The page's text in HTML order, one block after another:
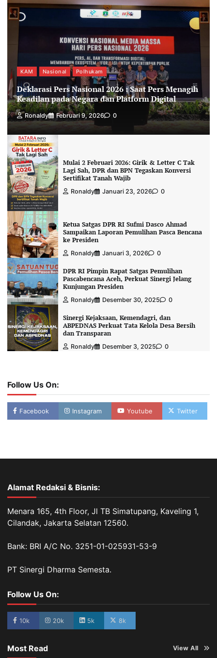
KAM Nasional Polhukam
Deklarasi Pers Nasional 2026 : Saat Pers Menagih
Keadilan pada Negara dan Platform Digital
Ronaldy Februari 9, 2026 0
Mulai 2 Februari 2026: Girik & Letter C Tak
Lagi Sah, DPR dan BPN Tegaskan Konversi
Sertifikat Tanah Wajib
Ronaldy Januari 23, 2026 0
Ketua Satgas DPR RI Sufmi Dasco Ahmad
Sampaikan Laporan Pemulihan Pasca Bencana
ke Presiden
Ronaldy Januari 3, 2026 0
DPR RI Pimpin Rapat Satgas Pemulihan
Pascabencana Aceh, Perkuat Sinergi Jelang
Kunjungan Presiden
Ronaldy Desember 30, 2025 0
Sinergi Kejaksaan, Kemendagri, dan
ABPEDNAS Perkuat Tata Kelola Desa Bersih
dan Transparan
Ronaldy Desember 3, 2025 0
Follow Us On:
Facebook Instagram Youtube Twitter
Alamat Redaksi & Bisnis:
Menara 165, 4th Floor, Jl TB Simatupang, Kaveling 1,
Cilandak, Jakarta Selatan 12560.
Bank: BRI A/C No. 3251-01-025931-53-9
PT Sinergi Dharma Semesta.
Follow Us On:
10k 20k 5k 8k
Most Read View All